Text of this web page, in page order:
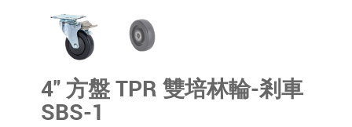
4" 方盤 TPR 雙培林輪-剎車
SBS-1